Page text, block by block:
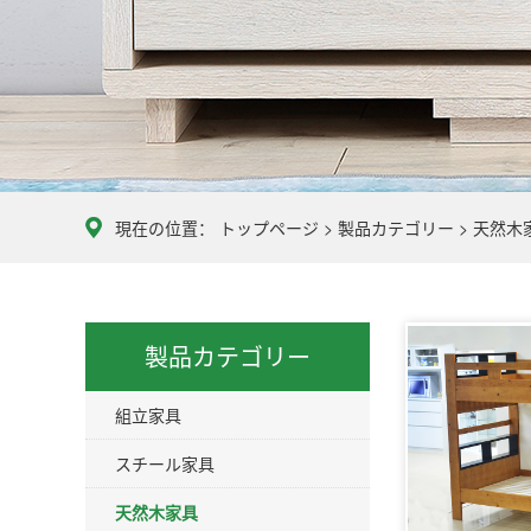
現在の位置： トップページ > 製品カテゴリー > 天然木
製品カテゴリー
組立家具
スチール家具
天然木家具